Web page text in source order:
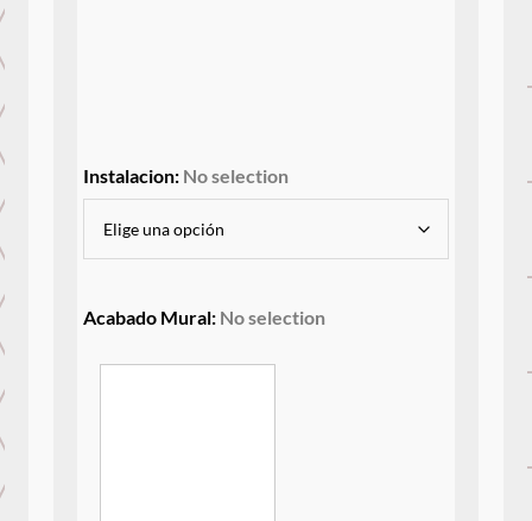
Instalacion: No selection
Acabado Mural: No selection